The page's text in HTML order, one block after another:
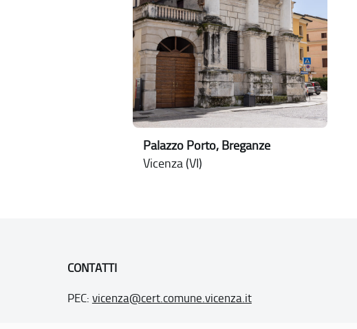
Palazzo Porto, Breganze
Vicenza (VI)
CONTATTI
PEC: vicenza@cert.comune.vicenza.it